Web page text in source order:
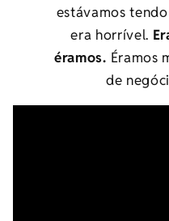
estávamos
era horrível.
éramos. Éramos
de